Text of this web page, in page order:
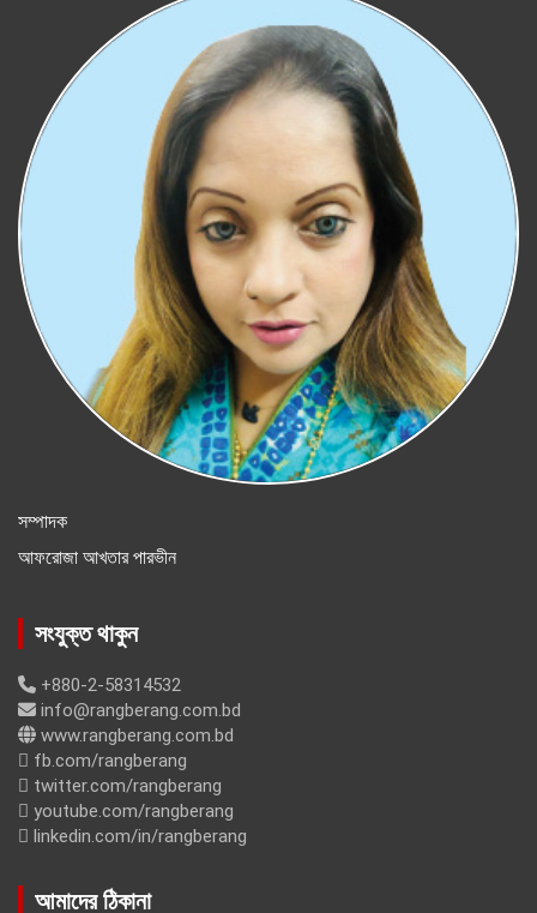
সম্পাদক
আফরোজা আখতার পারভীন
সংযুক্ত থাকুন
+880-2-58314532
info@rangberang.com.bd
www.rangberang.com.bd
fb.com/rangberang
twitter.com/rangberang
youtube.com/rangberang
linkedin.com/in/rangberang
আমাদের ঠিকানা